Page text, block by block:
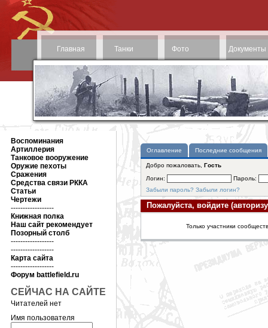
Главная Танки Фото Документы
Воспоминания
Артиллерия
Танковое вооружение
Оружие пехоты
Сражения
Средства связи РККА
Статьи
Чертежи
------------------
Книжная полка
Наш сайт рекомендует
Позорный столб
------------------
------------------
Карта сайта
------------------
Форум battlefield.ru
СЕЙЧАС НА САЙТЕ
Читателей нет
Имя пользователя
Оглавление Последние сообщения
Добро пожаловать, Гость
Логин:
Пароль:
Забыли пароль? Забыли логин?
Пожалуйста, войдите
Только участники